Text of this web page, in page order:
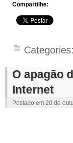
Compartilhe:
Categories:
O apagão
Internet
Postado em 20 de